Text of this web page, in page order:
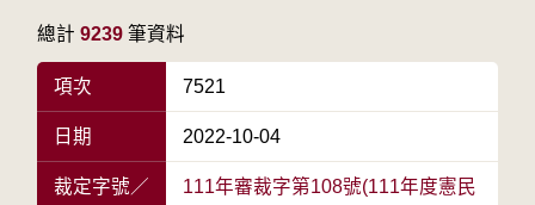
總計 9239 筆資料
項次 7521
日期 2022-10-04
裁定字號／
111年審裁字第108號(111年度憲民